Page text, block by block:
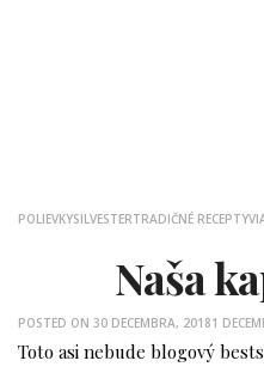
POLIEVKYSILVESTERTRADIČNÉ RECEPTY
Naša
POSTED ON 30 DECEMBRA, 20181
Toto asi nebude blogový